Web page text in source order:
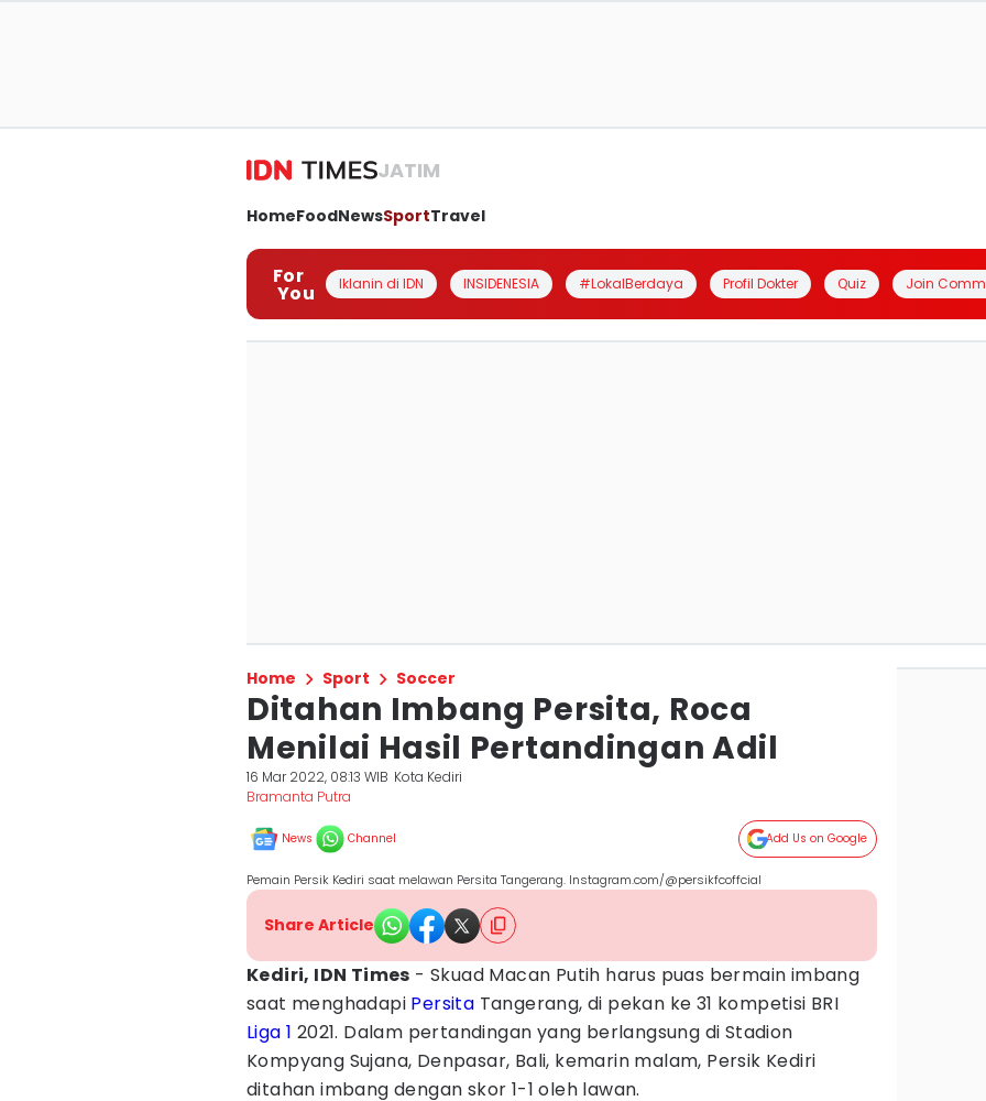
JATIM
HomeFoodNewsSportTravel
For
You Iklanin di IDN INSIDENESIA #LokalBerdaya Profil Dokter Quiz Join
Home Sport Soccer
Ditahan Imbang Persita, Roca
Menilai Hasil Pertandingan Adil
16 Mar 2022, 08:13 WIB Kota Kediri
Bramanta Putra
News Channel Add Us on Google
Pemain Persik Kediri saat melawan Persita Tangerang. Instagram.com/@persikfcoffcial
Share Article
Kediri, IDN Times - Skuad Macan Putih harus puas bermain imbang
saat menghadapi Persita Tangerang, di pekan ke 31 kompetisi BRI
Liga 1 2021. Dalam pertandingan yang berlangsung di Stadion
Kompyang Sujana, Denpasar, Bali, kemarin malam, Persik Kediri
ditahan imbang dengan skor 1-1 oleh lawan.